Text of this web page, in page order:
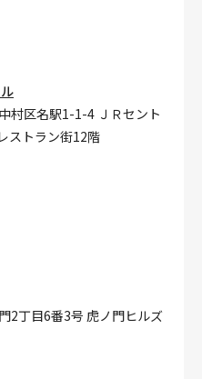
区名駅1-1-4 ＪＲセント
ストラン街12階
丁目6番3号 虎ノ門ヒルズ